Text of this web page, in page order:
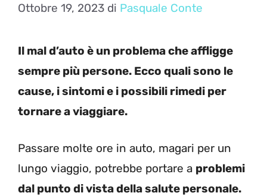
Ottobre 19, 2023 di Pasquale Conte
Il mal d’auto è un problema che affligge
sempre più persone. Ecco quali sono le
cause, i sintomi e i possibili rimedi per
tornare a viaggiare.
Passare molte ore in auto, magari per un
lungo viaggio, potrebbe portare a problemi
dal punto di vista della salute personale.